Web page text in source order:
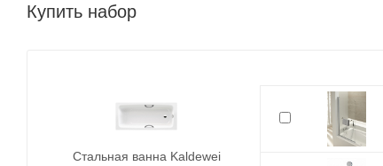
Купить набор
Стальная ванна Kaldewei